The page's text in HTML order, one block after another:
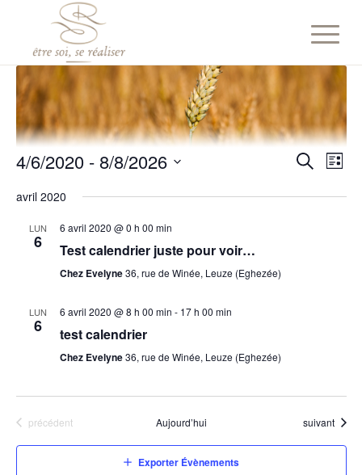
de
Liste
4/6/2020 - 8/8/2026
une
date.
avril 2020
LUN
6
6 avril 2020 @ 0 h 00 min
Test calendrier juste pour voir…
Chez Evelyne36, rue de Winée, Leuze (Eghezée)
LUN
6
6 avril 2020 @ 8 h 00 min - 17 h 00 min
test calendrier
Chez Evelyne36, rue de Winée, Leuze (Eghezée)
Évènements
précédent Aujourd’hui Évènements
suivant
Exporter Évènements